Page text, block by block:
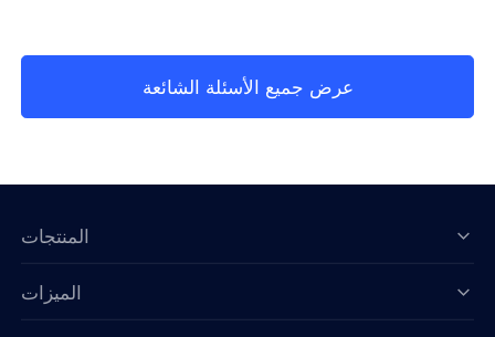
عرض جميع الأسئلة الشائعة
المنتجات
الميزات